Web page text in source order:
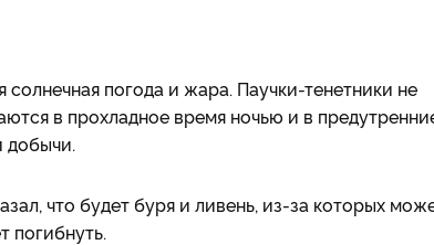
погода и жара. Паучки-тенетники не
в прохладное время ночью и в
добычи.
что будет буря и ливень, из-за которых
погибнуть.